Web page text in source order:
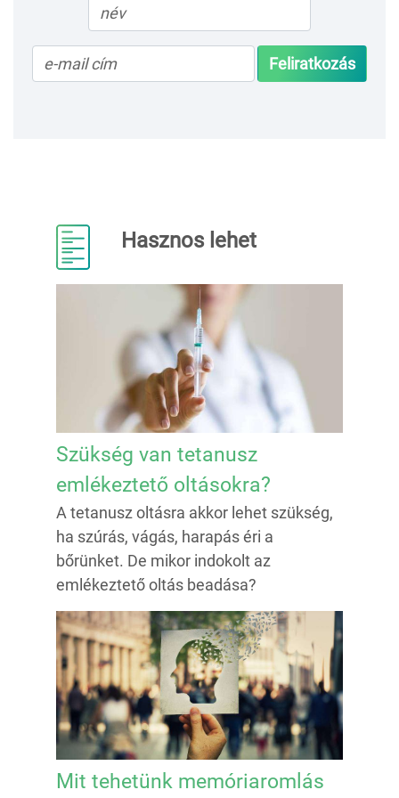
Feliratkozás
Hasznos lehet
Szükség van tetanusz
emlékeztető oltásokra?
A tetanusz oltásra akkor lehet szükség,
ha szúrás, vágás, harapás éri a
bőrünket. De mikor indokolt az
emlékeztető oltás beadása?
Mit tehetünk memóriaromlás